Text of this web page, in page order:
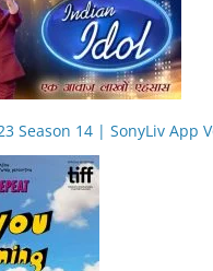
Season 14 | SonyLiv App